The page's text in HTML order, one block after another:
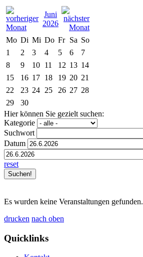
Juni
2026
Mo Di Mi Do Fr Sa So
1
2 3 4 5 6
7
8
9 10 11 12 13 14
15
16 17 18 19 20 21
22
23 24 25 26 27 28
29
30
Hier können Sie gezielt suchen:
Kategorie
Suchwort
Datum
reset
Es wurden keine Veranstaltungen gefunden.
drucken nach oben
Quicklinks